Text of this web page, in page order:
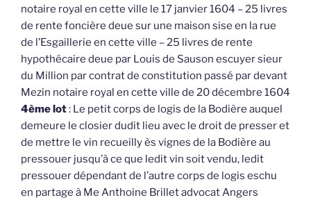
notaire royal en cette ville le 17 janvier 1604 – 25 livres
de rente foncière deue sur une maison sise en la rue
de l’Esgaillerie en cette ville – 25 livres de rente
hypothécaire deue par Louis de Sauson escuyer sieur
du Million par contrat de constitution passé par devant
Mezin notaire royal en cette ville de 20 décembre 1604
4ème lot: Le petit corps de logis de la Bodière auquel
demeure le closier dudit lieu avec le droit de presser et
de mettre le vin recueilly ès vignes de la Bodière au
pressouer jusqu’à ce que ledit vin soit vendu, ledit
pressouer dépendant de l’autre corps de logis eschu
en partage à Me Anthoine Brillet advocat Angers